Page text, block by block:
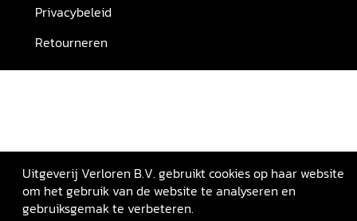
Privacybeleid
Retourneren
Uitgeverij Verloren B.V. gebruikt cookies op haar website
om het gebruik van de website te analyseren en
gebruiksgemak te verbeteren.